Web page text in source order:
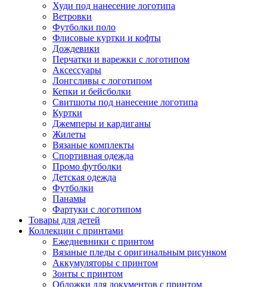
Худи под нанесение логотипа
Ветровки
Футболки поло
Флисовые куртки и кофты
Дождевики
Перчатки и варежки с логотипом
Аксессуары
Лонгсливы с логотипом
Кепки и бейсболки
Свитшоты под нанесение логотипа
Куртки
Джемперы и кардиганы
Жилеты
Вязаные комплекты
Спортивная одежда
Промо футболки
Детская одежда
Футболки
Панамы
Фартуки с логотипом
Товары для детей
Коллекции с принтами
Ежедневники с принтом
Вязаные пледы с оригинальным рисунком
Аккумуляторы с принтом
Зонты с принтом
Обложки для документов с принтом